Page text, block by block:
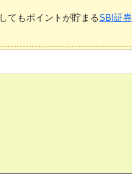
てもポイントが貯まるSBI証券